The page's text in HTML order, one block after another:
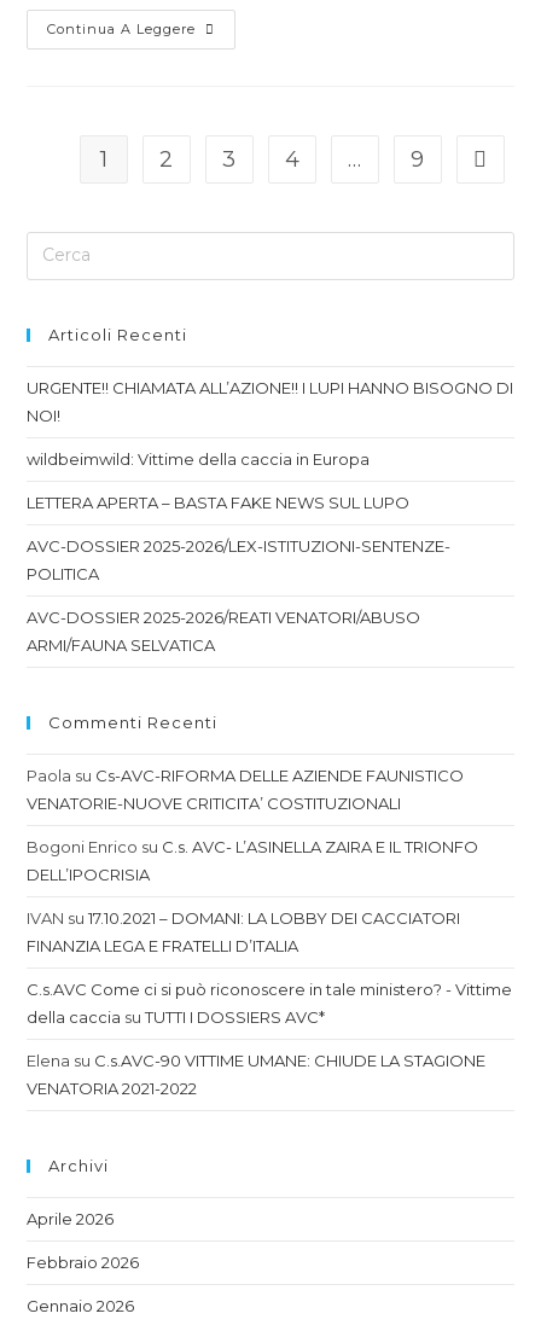
Continua A Leggere
1 2 3 4 … 9
Articoli Recenti
URGENTE!! CHIAMATA ALL’AZIONE!! I LUPI HANNO BISOGNO DI
NOI!
wildbeimwild: Vittime della caccia in Europa
LETTERA APERTA – BASTA FAKE NEWS SUL LUPO
AVC-DOSSIER 2025-2026/LEX-ISTITUZIONI-SENTENZE-
POLITICA
AVC-DOSSIER 2025-2026/REATI VENATORI/ABUSO
ARMI/FAUNA SELVATICA
Commenti Recenti
Paola su Cs-AVC-RIFORMA DELLE AZIENDE FAUNISTICO
VENATORIE-NUOVE CRITICITA’ COSTITUZIONALI
Bogoni Enrico su C.s. AVC- L’ASINELLA ZAIRA E IL TRIONFO
DELL’IPOCRISIA
IVAN su17.10.2021 – DOMANI: LA LOBBY DEI CACCIATORI
FINANZIA LEGA E FRATELLI D’ITALIA
C.s.AVC Come ci si può riconoscere in tale ministero? - Vittime
della caccia suTUTTI I DOSSIERS AVC*
Elena su C.s.AVC-90 VITTIME UMANE: CHIUDE LA STAGIONE
VENATORIA 2021-2022
Archivi
Aprile 2026
Febbraio 2026
Gennaio 2026